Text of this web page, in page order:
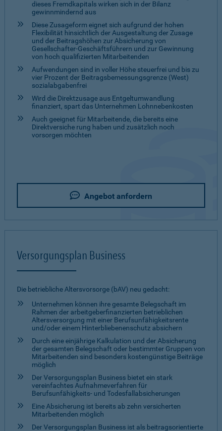
dieses Fremdkapitals wirken sich in der Bilanz
gewinnmindernd aus
Diese Zusageform eignet sich aufgrund der hohen
Flexibilität hinsichtlich der Ausgestaltung der Zusage
und der Beitragshöhen zur Absicherung von
Gesellschafter-Geschäftsführern und zur Gewinnung
von hoch qualifizierten Mitarbeitenden
Aufwendungen sind in voller Höhe steuerfrei und bis zu
vier Prozent der Beitragsbemessungsgrenze (West)
sozialabgabenfrei
Wird die Direktzusage aus Entgeltumwandlung
finanziert, spart das Unternehmen Lohnnebenkosten
Auch geeignet für Mitarbeitende, die bereits eine
Direktversiche rung haben und zusätzlich noch
vorsorgen möchten
Angebot anfordern
Versorgungsplan Business
Die betriebliche Altersvorsorge (bAV) neu gedacht:
Unternehmen können ihre gesamte Belegschaft im
Rahmen der arbeitgeberfinanzierten betrieb­lichen
Altersversorgung mit einer Berufsunfähigkeitsrente
und/oder einem Hinterbliebenenschutz absichern
Durch eine einjährige Kalkulation und der Absicherung
der gesamten Belegschaft oder bestimmter Gruppen von
Mitarbeitenden sind besonders kostengünstige Beiträge
möglich
Der Versorgungsplan Business bietet ein stark
vereinfachtes Aufnahmeverfahren für
Berufsunfähigkeits- und Todesfallabsicherungen
Eine Absicherung ist bereits ab zehn versicherten
Mitarbeitenden möglich
Der Versorgungsplan Business ist als beitragsorientierte